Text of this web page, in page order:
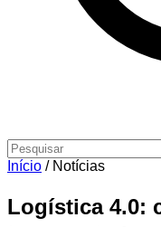
Início / Notícias
Logística 4.0: